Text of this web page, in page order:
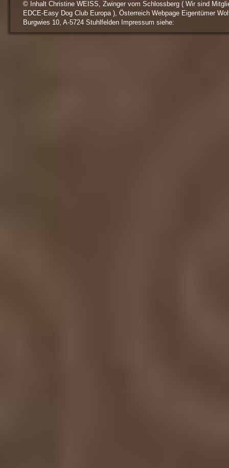
© Inhalt Christine WEISS, Zwinger vom Schlossberg ( Wir sind
EDCE-Easy Dog Club Europa ), Österreich Webpage Eigentümer
Burgwies 10, A-5724 Stuhlfelden Impressum siehe: